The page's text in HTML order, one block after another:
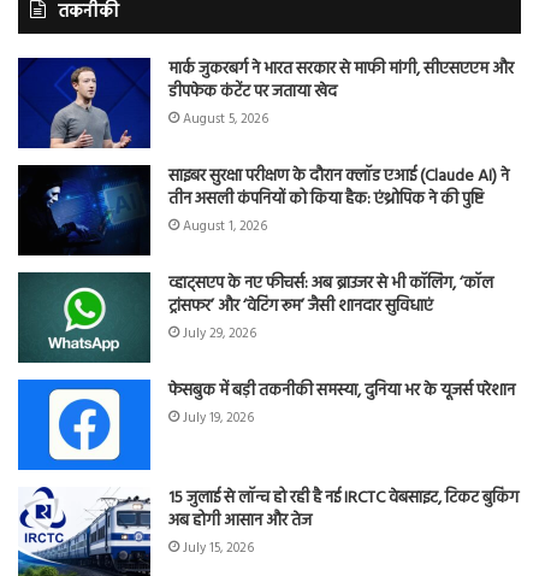
तकनीकी
मार्क जुकरबर्ग ने भारत सरकार से माफी मांगी, सीएसएएम और
डीपफेक कंटेंट पर जताया खेद
August 5, 2026
साइबर सुरक्षा परीक्षण के दौरान क्लॉड एआई (Claude AI) ने
तीन असली कंपनियों को किया हैक: एंथ्रोपिक ने की पुष्टि
August 1, 2026
व्हाट्सएप के नए फीचर्स: अब ब्राउजर से भी कॉलिंग, ‘कॉल
ट्रांसफर’ और ‘वेटिंग रूम’ जैसी शानदार सुविधाएं
July 29, 2026
फेसबुक में बड़ी तकनीकी समस्या, दुनिया भर के यूजर्स परेशान
July 19, 2026
15 जुलाई से लॉन्च हो रही है नई IRCTC वेबसाइट, टिकट बुकिंग
अब होगी आसान और तेज
July 15, 2026